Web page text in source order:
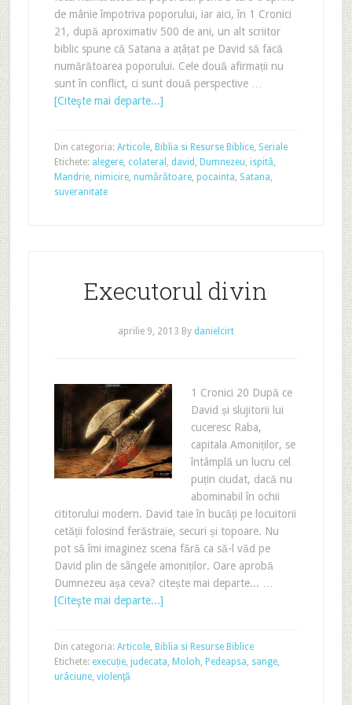
de mânie împotriva poporului, iar aici, în 1 Cronici
21, după aproximativ 500 de ani, un alt scriitor
biblic spune că Satana a ațâțat pe David să facă
numărătoarea poporului. Cele două afirmații nu
sunt în conflict, ci sunt două perspective …
[Citeşte mai departe...]
Din categoria: Articole, Biblia si Resurse Biblice, Seriale
Etichete: alegere, colateral , david , Dumnezeu, ispită,
Mandrie, nimicire, numărătoare, pocainta, Satana,
suveranitate
Executorul divin
aprilie 9, 2013 By danielcirt
1 Cronici 20 După ce
David și slujitorii lui
cuceresc Raba,
capitala Amoniților, se
întâmplă un lucru cel
puțin ciudat, dacă nu
abominabil în ochii
cititorului modern. David taie în bucăți pe locuitorii
cetății folosind ferăstraie, securi și topoare. Nu
pot să îmi imaginez scena fără ca să-l văd pe
David plin de sângele amoniților. Oare aprobă
Dumnezeu așa ceva? citește mai departe... …
[Citeşte mai departe...]
Din categoria: Articole, Biblia si Resurse Biblice
Etichete: execuție, judecata, Moloh, Pedeapsa, sange,
urâciune, violenţă